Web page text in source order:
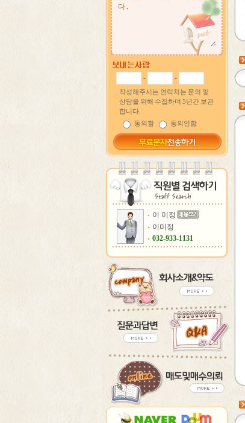
- -
작성해주시는 연락처는 문의 및
상담을 위해 수집하며 5년간 보관
합니다.
동의함
동의안함
이 미정
이미정
032-933-1131